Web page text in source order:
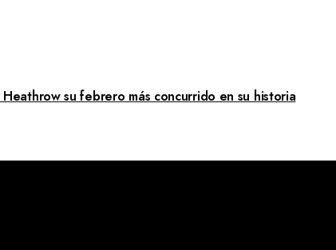
su febrero más concurrido en su historia